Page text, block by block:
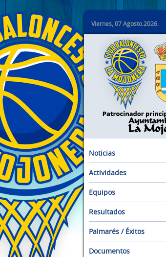
Viernes, 07 Agosto.2026.
Noticias
Actividades
Equipos
Resultados
Palmarés / Éxitos
Documentos